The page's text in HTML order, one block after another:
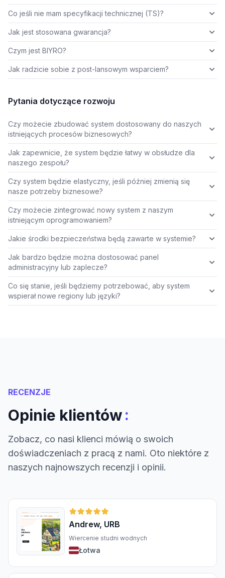
Co jeśli nie mam specyfikacji technicznej (TS)?
Jak jest stosowana gwarancja?
Czym jest BIYRO?
Jak radzicie sobie z post-lansowym wsparciem?
Pytania dotyczące rozwoju
Czy możecie zbudować system dostosowany do naszych
istniejących procesów biznesowych?
Jak zapewnicie, że system będzie łatwy w obsłudze dla
naszego zespołu?
Czy system będzie elastyczny, jeśli później zmienią się
nasze potrzeby biznesowe?
Czy możecie zintegrować nowy system z naszym
istniejącym oprogramowaniem?
Jakie środki bezpieczeństwa będą zawarte w systemie?
Jak bardzo będzie można dostosować panel
administracyjny lub zaplecze?
Co się stanie, jeśli będziemy potrzebować, aby system
wspierał nowe regiony lub języki?
RECENZJE
Opinie klientów:
Zobacz, co nasi klienci mówią o swoich
doświadczeniach z pracą z nami. Oto niektóre z
naszych najnowszych recenzji i opinii.
Andrew, URB
Wiercenie studni wodnych
Łotwa